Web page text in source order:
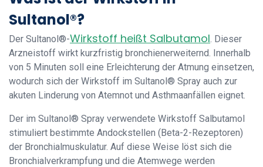
Sultanol®?
Der Sultanol®-Wirkstoff heißt Salbutamol. Dieser
Arzneistoff wirkt kurzfristig bronchienerweiternd. Innerhalb
von 5 Minuten soll eine Erleichterung der Atmung einsetzen,
wodurch sich der Wirkstoff im Sultanol® Spray auch zur
akuten Linderung von Atemnot und Asthmaanfällen eignet.
Der im Sultanol® Spray verwendete Wirkstoff Salbutamol
stimuliert bestimmte Andockstellen (Beta-2-Rezeptoren)
der Bronchialmuskulatur. Auf diese Weise löst sich die
Bronchialverkrampfung und die Atemwege werden